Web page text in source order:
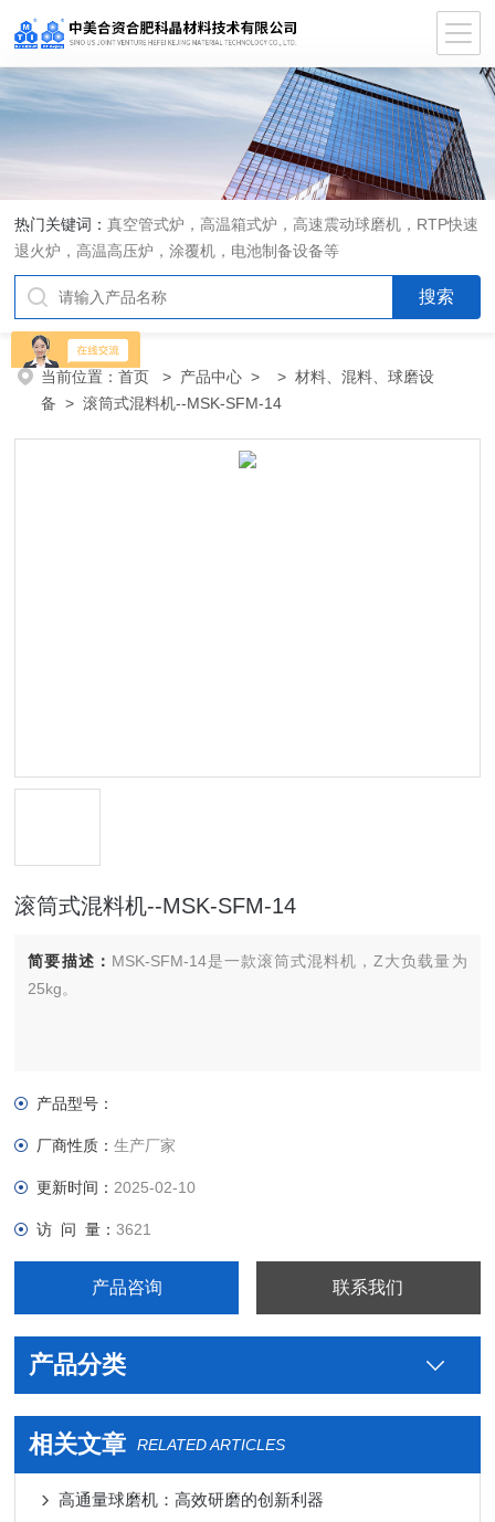
热门关键词：真空管式炉，高温箱式炉，高速震动球磨机，RTP快速
退火炉，高温高压炉，涂覆机，电池制备设备等
当前位置：首页 > 产品中心 > >材料、混料、球磨设
备 > 滚筒式混料机--MSK-SFM-14
滚筒式混料机--MSK-SFM-14
简要描述： MSK-SFM-14是一款滚筒式混料机，Z大负载量为
25kg。
产品型号：
厂商性质：生产厂家
更新时间： 2025-02-10
访 问 量：3621
产品咨询 联系我们
产品分类
相关文章 RELATED ARTICLES
高通量球磨机：高效研磨的创新利器